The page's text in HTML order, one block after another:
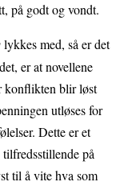
på godt og vondt.
lykkes med, så er det
er at novellene
konflikten blir løst
utløses for
Dette er et
på
til å vite hva som